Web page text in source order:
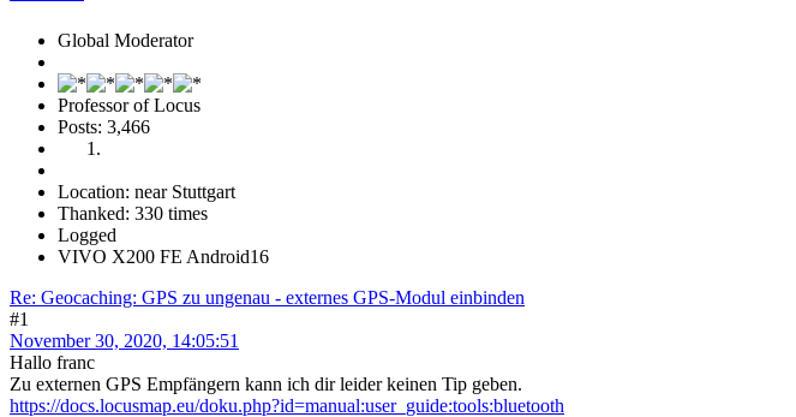
Global Moderator
Professor of Locus
Posts: 3,466
Location: near Stuttgart
Thanked: 330 times
Logged
VIVO X200 FE Android16
Re: Geocaching: GPS zu ungenau - externes GPS-Modul einbinden
#1
November 30, 2020, 14:05:51
Hallo franc
Zu externen GPS Empfängern kann ich dir leider keinen Tip geben.
https://docs.locusmap.eu/doku.php?id=manual:user_guide:tools:bluetooth